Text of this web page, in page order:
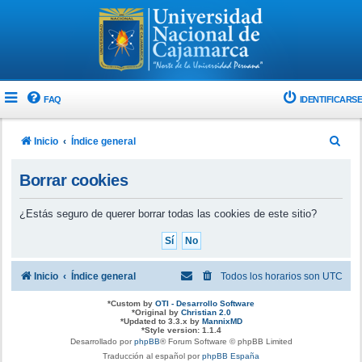
FAQ IDENTIFICARSE
Inicio Índice general
Borrar cookies
¿Estás seguro de querer borrar todas las cookies de este sitio?
Inicio Índice general Todos los horarios son UTC
*Custom by OTI - Desarrollo Software
*Original by Christian 2.0
*Updated to 3.3.x by MannixMD
*Style version: 1.1.4
Desarrollado porphpBB® Forum Software © phpBB Limited
Traducción al español porphpBB España